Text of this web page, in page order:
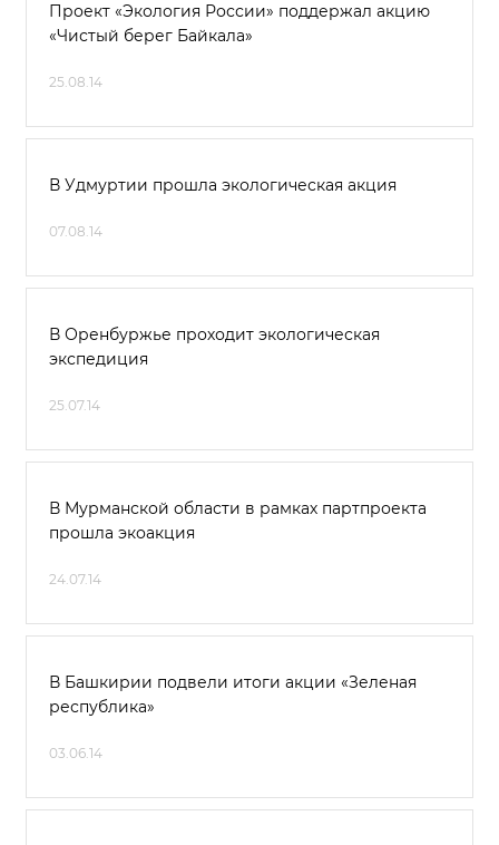
Проект «Экология России» поддержал акцию
«Чистый берег Байкала»
25.08.14
В Удмуртии прошла экологическая акция
07.08.14
В Оренбуржье проходит экологическая
экспедиция
25.07.14
В Мурманской области в рамках партпроекта
прошла экоакция
24.07.14
В Башкирии подвели итоги акции «Зеленая
республика»
03.06.14